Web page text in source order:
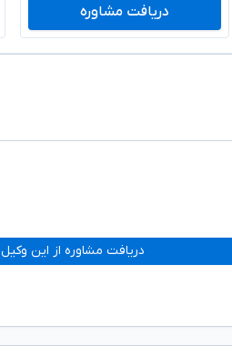
دریافت مشاوره
دریافت مشاوره از این وکیل